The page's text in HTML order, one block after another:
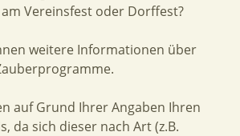
Vereinsfest oder Dorffest?
weitere Informationen über
auf Grund Ihrer Angaben Ihren
da sich dieser nach Art (z.B.